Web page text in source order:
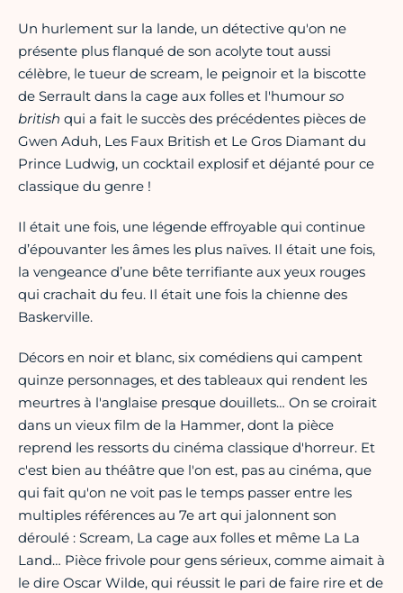
Un hurlement sur la lande, un détective qu'on ne
présente plus flanqué de son acolyte tout aussi
célèbre, le tueur de scream, le peignoir et la biscotte
de Serrault dans la cage aux folles et l'humour so
british qui a fait le succès des précédentes pièces de
Gwen Aduh, Les Faux British et Le Gros Diamant du
Prince Ludwig, un cocktail explosif et déjanté pour ce
classique du genre !
Il était une fois, une légende effroyable qui continue
d’épouvanter les âmes les plus naïves. Il était une fois,
la vengeance d’une bête terrifiante aux yeux rouges
qui crachait du feu. Il était une fois la chienne des
Baskerville.
Décors en noir et blanc, six comédiens qui campent
quinze personnages, et des tableaux qui rendent les
meurtres à l'anglaise presque douillets… On se croirait
dans un vieux film de la Hammer, dont la pièce
reprend les ressorts du cinéma classique d'horreur. Et
c'est bien au théâtre que l'on est, pas au cinéma, que
qui fait qu'on ne voit pas le temps passer entre les
multiples références au 7e art qui jalonnent son
déroulé : Scream, La cage aux folles et même La La
Land… Pièce frivole pour gens sérieux, comme aimait à
le dire Oscar Wilde, qui réussit le pari de faire rire et de